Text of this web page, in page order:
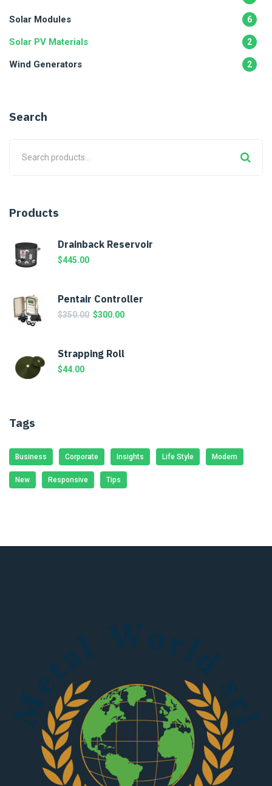
Solar Modules 6
Solar PV Materials 2
Wind Generators 2
Search
Products
Drainback Reservoir
$445.00
Pentair Controller
$350.00 $300.00
Strapping Roll
$44.00
Tags
Business Corporate Insights Life Style Modern
New Responsive Tips